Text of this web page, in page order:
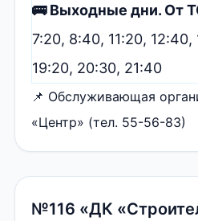
🚌 Выходные дни. От
7:20, 8:40, 11:20, 12:40,
19:20, 20:30, 21:40
📌 Обслуживающая
«Центр» (тел. 55-56-83)
№116 «ДК